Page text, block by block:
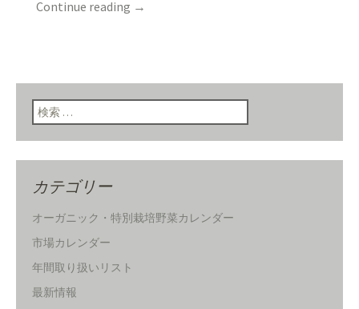
Continue reading →
検索:
カテゴリー
オーガニック・特別栽培野菜カレンダー
市場カレンダー
年間取り扱いリスト
最新情報